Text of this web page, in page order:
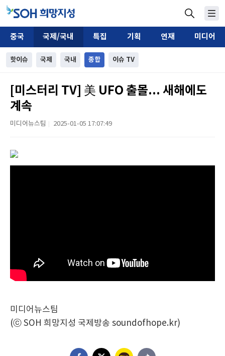
중국 국제/국내 특집 기획 연재 미디어
핫이슈 국제 국내 종합 이슈 TV
[미스터리 TV] 美 UFO 출몰... 새해에도
계속
미디어뉴스팀 2025-01-05 17:07:49
미디어뉴스팀
(ⓒ SOH 희망지성 국제방송 soundofhope.kr)